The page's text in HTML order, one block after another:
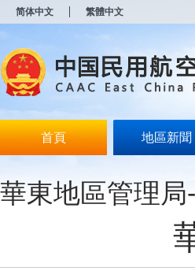
简体中文 繁體中文
首頁 地區新聞
華東地區管理局
开
无
障
说
明
Alt
加